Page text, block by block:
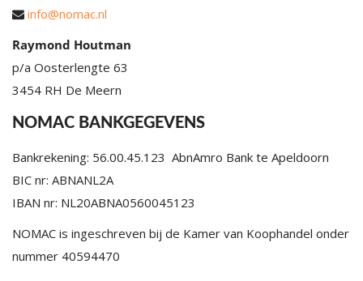
info@nomac.nl
Raymond Houtman
p/a Oosterlengte 63
3454 RH De Meern
NOMAC BANKGEGEVENS
Bankrekening: 56.00.45.123 AbnAmro Bank te Apeldoorn
BIC nr: ABNANL2A
IBAN nr: NL20ABNA0560045123
NOMAC is ingeschreven bij de Kamer van Koophandel onder
nummer 40594470